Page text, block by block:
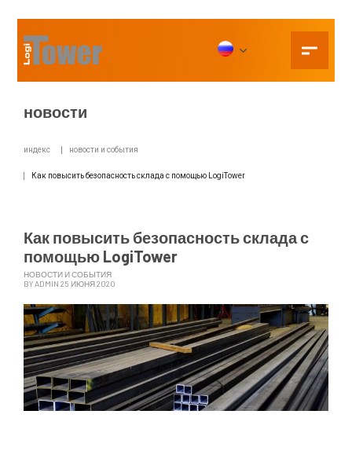
новости
индекс новости и события
Как повысить безопасность склада с помощью LogiTower
Как повысить безопасность склада с
помощью LogiTower
НОВОСТИ И СОБЫТИЯ
BY ADMIN 25 ИЮНЯ 2020